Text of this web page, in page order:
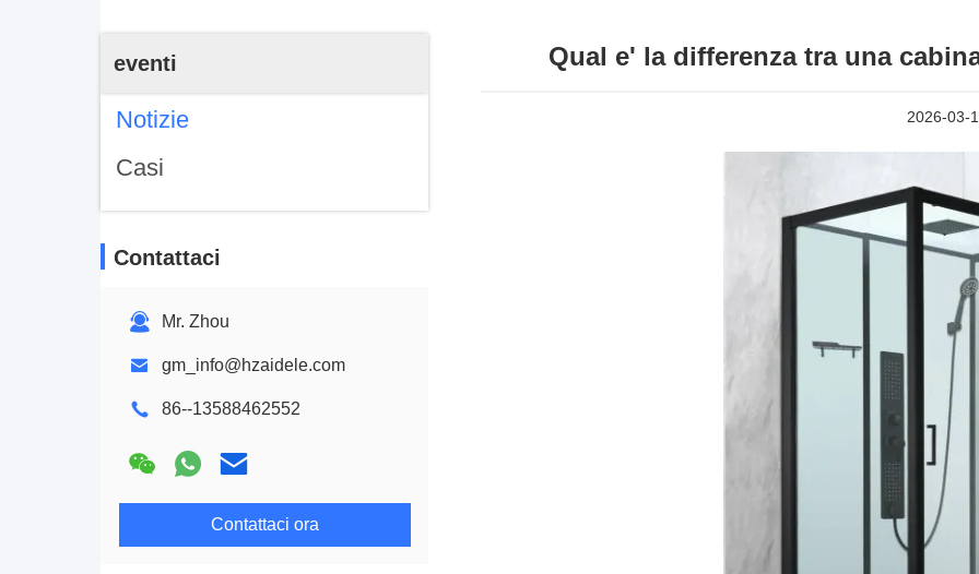
eventi
Notizie
Casi
Contattaci
Mr. Zhou
gm_info@hzaidele.com
86--13588462552
Contattaci ora
Qual e' la differenza tra una
2026-03-